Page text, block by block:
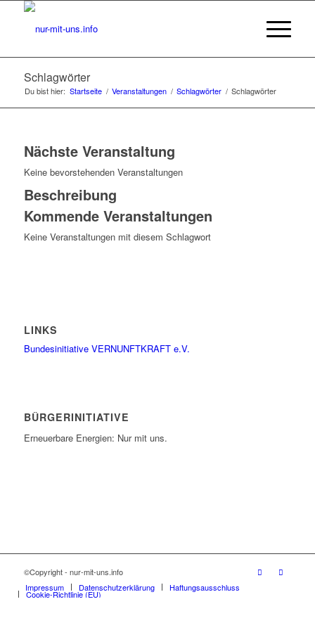
Schlagwörter
Du bist hier: Startseite / Veranstaltungen / Schlagwörter / Schlagwörter
Nächste Veranstaltung
Keine bevorstehenden Veranstaltungen
Beschreibung
Kommende Veranstaltungen
Keine Veranstaltungen mit diesem Schlagwort
LINKS
Bundesinitiative VERNUNFTKRAFT e.V.
BÜRGERINITIATIVE
Erneuerbare Energien: Nur mit uns.
©Copyright - nur-mit-uns.info
Impressum
Datenschutzerklärung Haftungsausschluss
Cookie-Richtlinie (EU)